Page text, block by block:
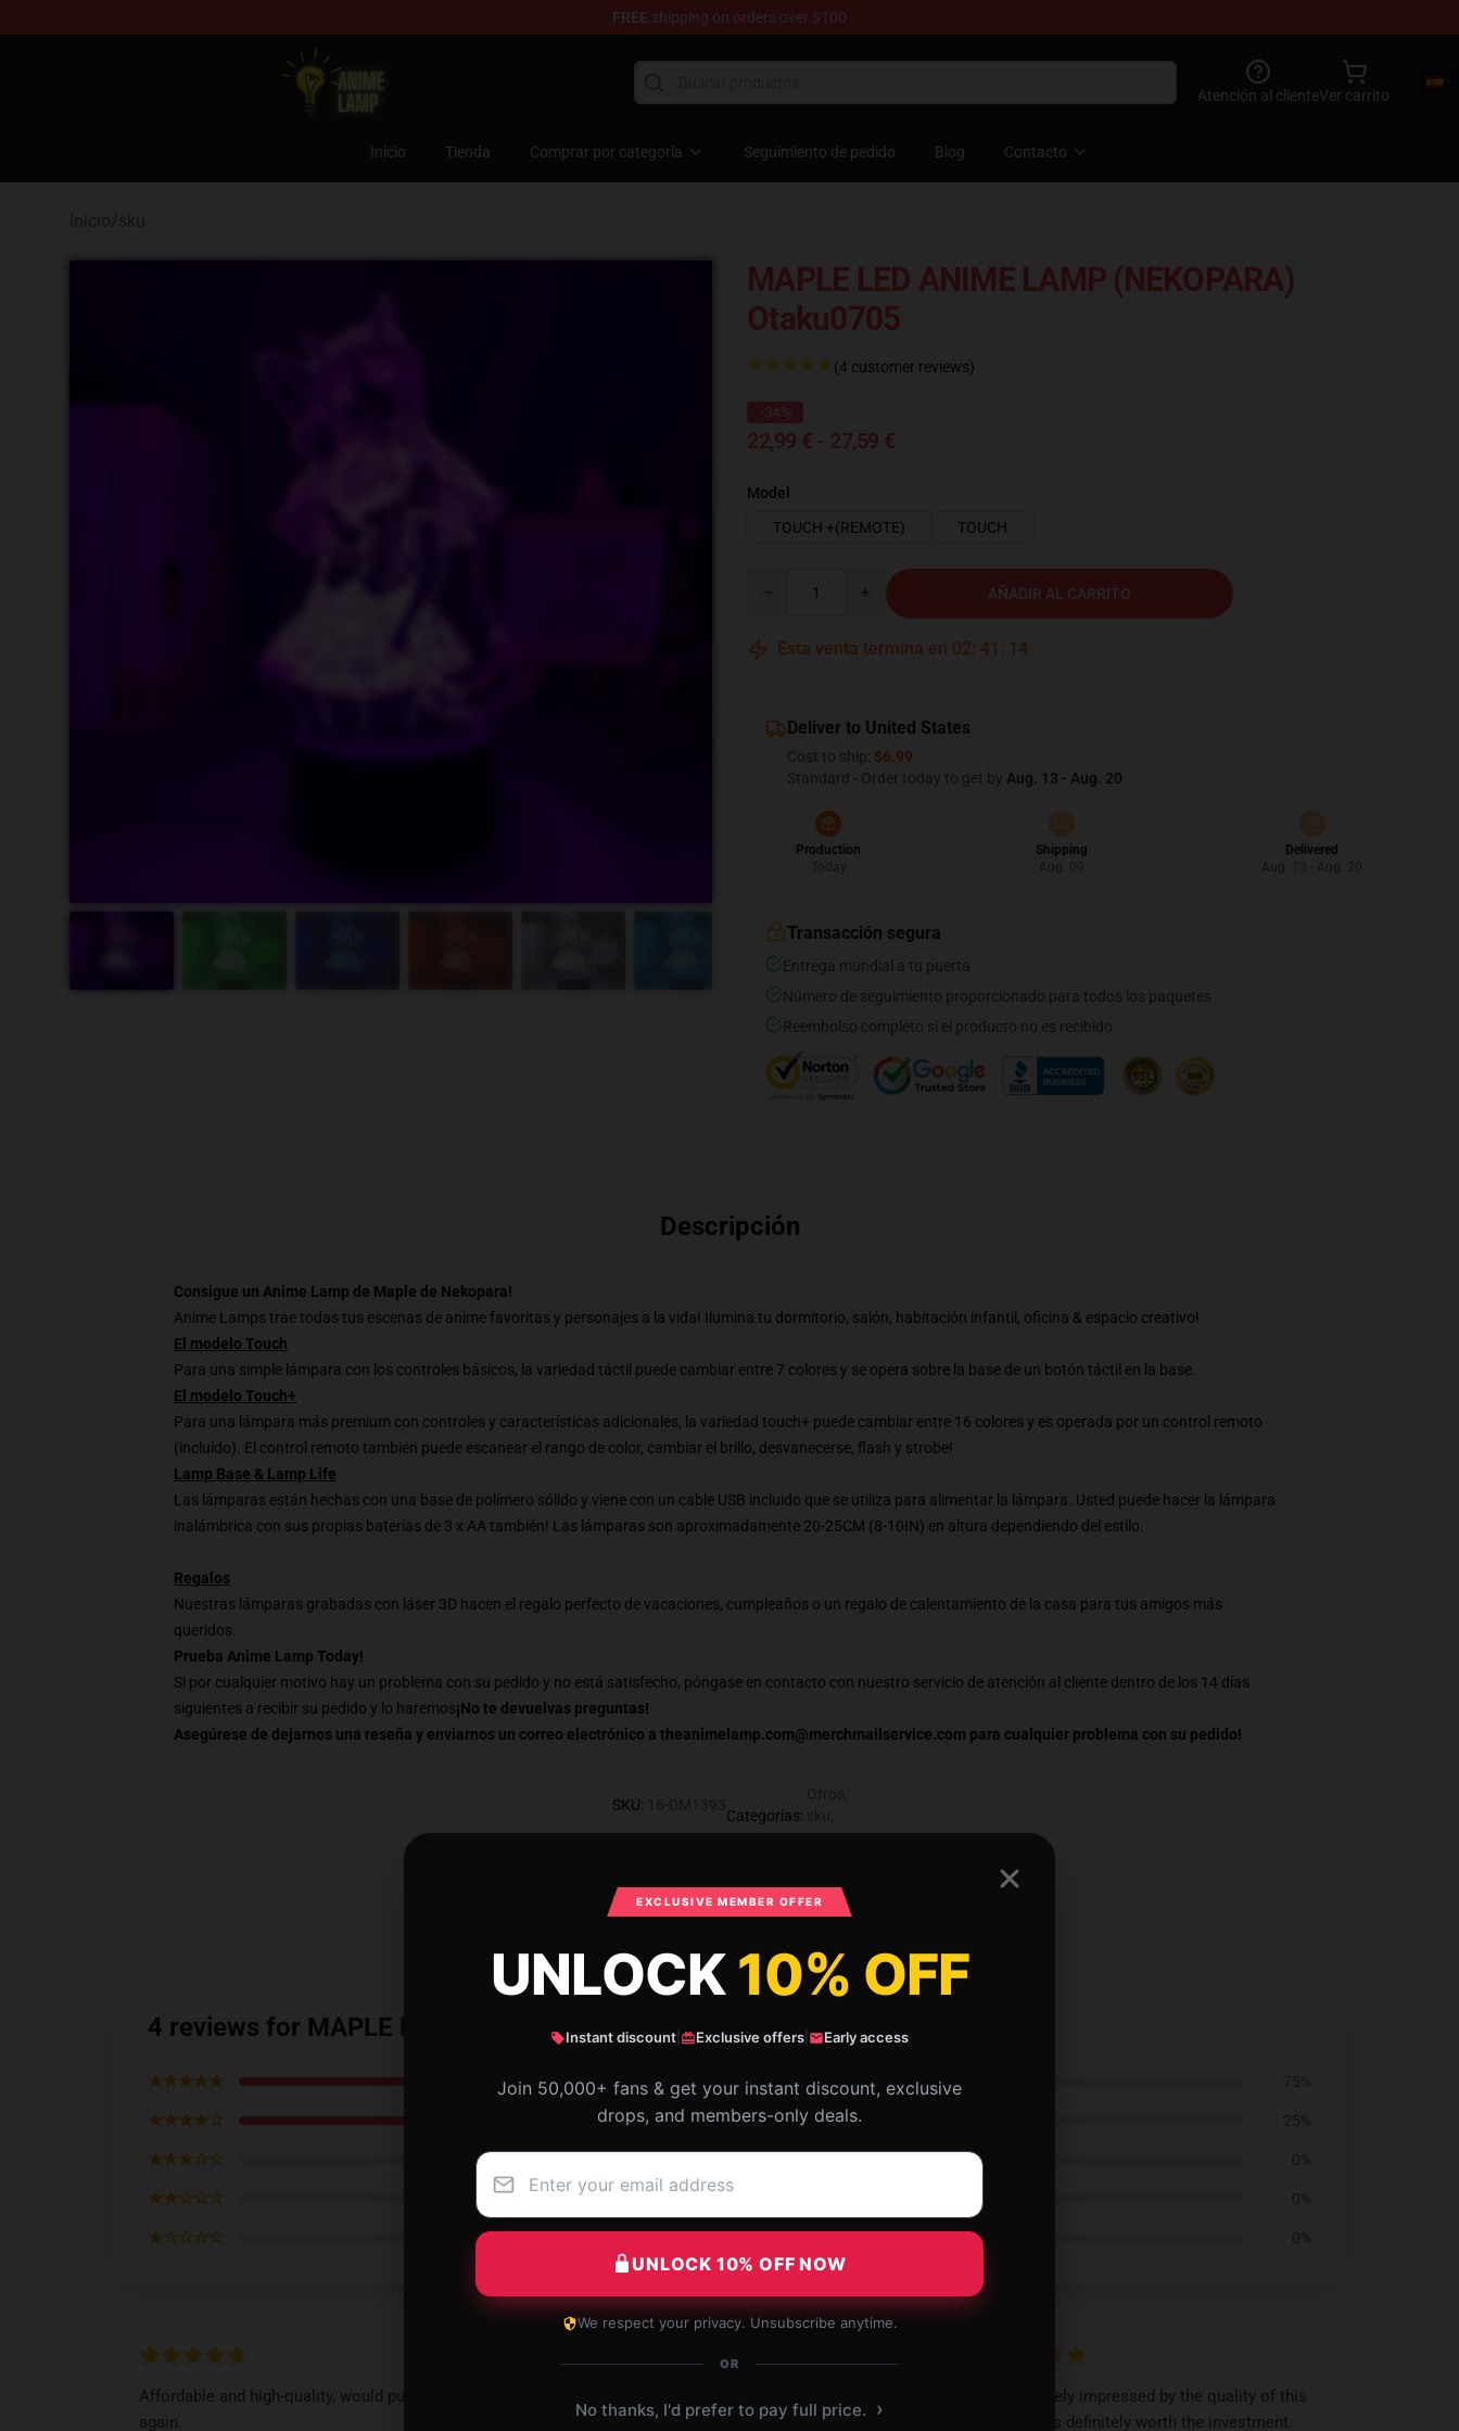
FREE shipping on orders over $100
Anime Lamp Shop - The Best Store of Anime Lamp
Atención al clienteVer carrito
Inicio Tienda Comprar por categoría Seguimiento de pedido Blog Contacto
MAPLE LED ANIME LAMP (NEKOPARA)
Otaku0705
(4 customer reviews)
-34%
22,99 € - 27,59 €
Model
TOUCH +(REMOTE)
TOUCH
AÑADIR AL CARRITO
Esta venta termina en 02: 41 : 12
Deliver to United States
Cost to ship: $6.99
Standard - Order today to get by Aug. 13 - Aug. 20
Production
Shipping
Delivered
Transacción segura
Entrega mundial a tu puerta
Número de seguimiento proporcionado para todos los paquetes
Reembolso completo si el producto no es recibido
Descripción
Consigue un Anime Lamp de Maple de Nekopara!
Anime Lamps trae todas tus escenas de anime favoritas y personajes a la vida! Ilumina tu dormitorio, salón, habitación infantil, oficina & espacio creativo!
El modelo Touch
Para una simple lámpara con los controles básicos, la variedad táctil puede cambiar entre 7 colores y se opera sobre la base de un botón táctil en la base.
El modelo Touch+
Para una lámpara más premium con controles y características adicionales, la variedad touch+ puede cambiar entre 16 colores y es operada por un control remoto
(incluido). El control remoto también puede escanear el rango de color, cambiar el brillo, desvanecerse, flash y strobe!
Lamp Base & Lamp Life
Las lámparas están hechas con una base de polímero sólido y viene con un cable USB incluido que se utiliza para alimentar la lámpara. Usted puede hacer la lámpara
inalámbrica con sus propias baterías de 3 x AA también! Las lámparas son aproximadamente 20-25CM (8-10IN) en altura dependiendo del estilo.
Regalos
Nuestras lámparas grabadas con láser 3D hacen el regalo perfecto de vacaciones, cumpleaños o un regalo de calentamiento de la casa para tus amigos más
queridos.
Prueba Anime Lamp Today!
Si por cualquier motivo hay un problema con su pedido y no está satisfecho, póngase en contacto con nuestro servicio de atención al cliente dentro de los 14 días
siguientes a recibir su pedido y lo haremos¡No te devuelvas preguntas!
Asegúrese de dejarnos una reseña y enviarnos un correo electrónico a theanimelamp.com@merchmailservice.com para cualquier problema con su pedido!
SKU:
Categorías:
What Customers Say
4 reviews for MAPLE LED ANIME LAMP (NEKOPARA) Otaku0705
★★★★★
★★★★☆
★★★☆☆
★★☆☆☆
★☆☆☆☆
Affordable and high-quality, would purchase
again.
and timely delivery.
I’m extremely impressed by the quality of this
product; it's definitely worth the investment.
EXCLUSIVE MEMBER OFFER
UNLOCK10% OFF
Instant discount Exclusive offers Early access
Join 50,000+ fans & get your instant discount, exclusive
drops, and members-only deals.
UNLOCK 10% OFF NOW
We respect your privacy. Unsubscribe anytime.
OR
No thanks, I'd prefer to pay full price. ›